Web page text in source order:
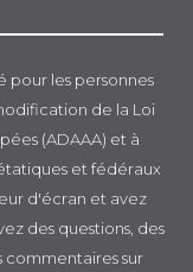
pour les personnes
de la Loi
(ADAAA) et à
et fédéraux
d'écran et avez
des questions, des
commentaires sur